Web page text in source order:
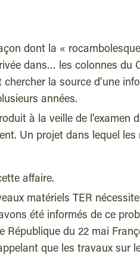
dont la «
dans… les colonnes du
chercher la source d’une
années.
à la veille de l’examen
Un projet dans lequel les
affaire.
matériels TER
été informés de ce
République du 22 mai
que les travaux sur